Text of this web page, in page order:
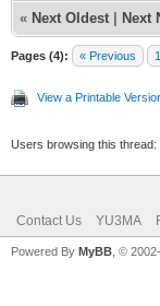
« Next Oldest Next
Pages (4): « Previous 1
View a Printable
Users browsing this thread:
Contact Us YU3MA
Powered By MyBB , ©